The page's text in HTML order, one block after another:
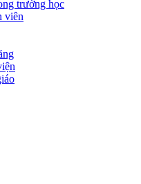
trường học
viên